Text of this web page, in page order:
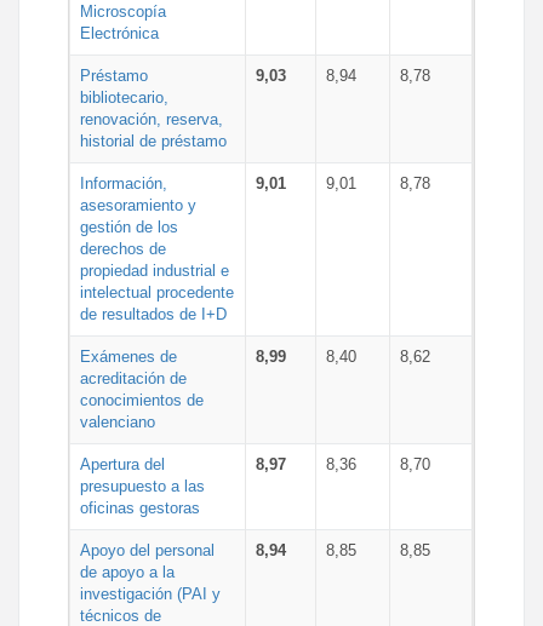
Microscopía
Electrónica
Préstamo
bibliotecario,
renovación, reserva,
historial de préstamo
9,03 8,94 8,78
Información,
asesoramiento y
gestión de los
derechos de
propiedad industrial e
intelectual procedente
de resultados de I+D
9,01 9,01 8,78
Exámenes de
acreditación de
conocimientos de
valenciano
8,99 8,40 8,62
Apertura del
presupuesto a las
oficinas gestoras
8,97 8,36 8,70
Apoyo del personal
de apoyo a la
investigación (PAI y
técnicos de
8,94 8,85 8,85